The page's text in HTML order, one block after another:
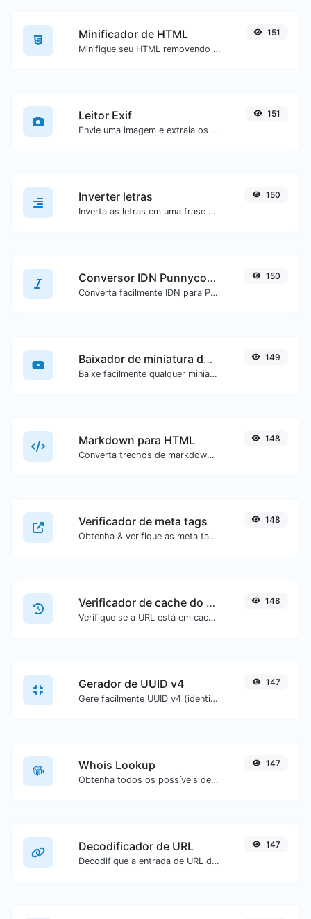
Minificador de HTML
Minifique seu HTML removendo todos os caracteres desnecessários.
151
Leitor Exif
Envie uma imagem e extraia os dados dela.
151
Inverter letras
Inverta as letras em uma frase ou parágrafo com facilidade.
150
Conversor IDN Punnycode
Converta facilmente IDN para Punnycode e vice-versa.
150
Baixador de miniatura do YouTube
Baixe facilmente qualquer miniatura de vídeo do YouTube em todos os tamanhos disponíveis.
149
Markdown para HTML
Converta trechos de markdown em código HTML puro.
148
Verificador de meta tags
Obtenha & verifique as meta tags de qualquer site.
148
Verificador de cache do Google
Verifique se a URL está em cache ou não pelo Google.
148
Gerador de UUID v4
Gere facilmente UUID v4 (identificador universalmente único) com a ajuda da nossa ferramenta.
147
Whois Lookup
Obtenha todos os possíveis detalhes sobre um nome de domínio.
147
Decodificador de URL
Decodifique a entrada de URL de volta para texto normal.
147